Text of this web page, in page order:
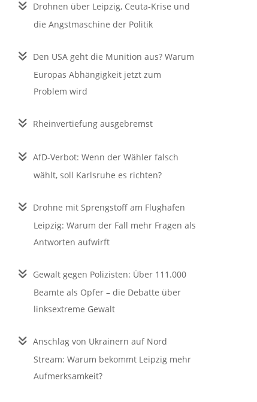
Drohnen über Leipzig, Ceuta-Krise und
die Angstmaschine der Politik
Den USA geht die Munition aus? Warum
Europas Abhängigkeit jetzt zum
Problem wird
Rheinvertiefung ausgebremst
AfD-Verbot: Wenn der Wähler falsch
wählt, soll Karlsruhe es richten?
Drohne mit Sprengstoff am Flughafen
Leipzig: Warum der Fall mehr Fragen als
Antworten aufwirft
Gewalt gegen Polizisten: Über 111.000
Beamte als Opfer – die Debatte über
linksextreme Gewalt
Anschlag von Ukrainern auf Nord
Stream: Warum bekommt Leipzig mehr
Aufmerksamkeit?